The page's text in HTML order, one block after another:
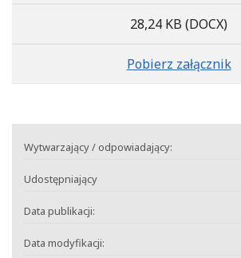
28,24 KB (DOCX)
Pobierz załącznik
Wytwarzający / odpowiadający:
Udostępniający
Data publikacji:
Data modyfikacji: